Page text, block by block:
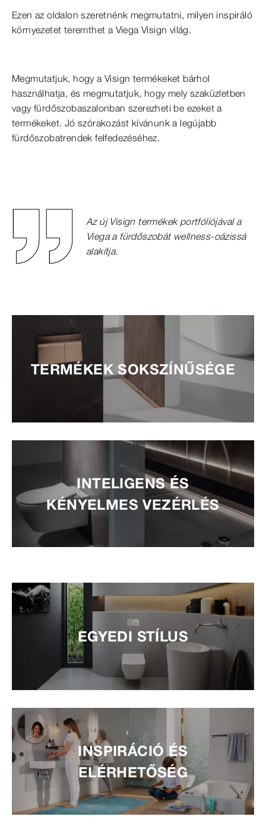
Ezen az oldalon szeretnénk megmutatni, milyen inspiráló
környezetet teremthet a Viega Visign világ.
Megmutatjuk, hogy a Visign termékeket bárhol
használhatja, és megmutatjuk, hogy mely szaküzletben
vagy fürdőszobaszalonban szerezheti be ezeket a
termékeket. Jó szórakozást kívánunk a legújabb
fürdőszobatrendek felfedezéséhez.
Az új Visign termékek portfóliójával a
Viega a fürdőszobát wellness-oázissá
alakítja.
TERMÉKEK SOKSZÍNŰSÉGE
INTELIGENS ÉS
KÉNYELMES VEZÉRLÉS
EGYEDI STÍLUS
INSPIRÁCIÓ ÉS
ELÉRHETŐSÉG